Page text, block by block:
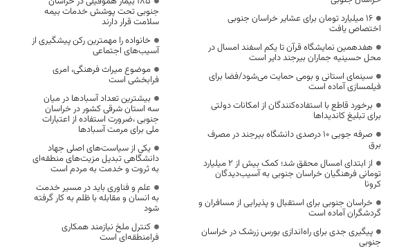
۱۶ میلیارد تومان برای عشایر خراسان جنوبی
اختصاص یافت
هفدهمین نمایشگاه قرآن تا یکم اسفند امسال در
محل حسینیه جماران بیرجند دایر است
سینمای استانی و بومی حمایت می‌شود/فضا برای
فیلمسازی آماده است
برخورد قاطع با استفاده‌کنندگان از امکانات دولتی
برای تبلیغ کاندیداها
صرفه جویی ۱۰ درصدی دانشگاه بیرجند در مصرف
برق
از ابتدای امسال محقق شد؛ کمک بیش از ۲ میلیارد
تومانی فرهنگیان خراسان جنوبی به آسیب‌دیدگان
کرونا
خراسان جنوبی برای استقبال و پذیرایی از مسافران و
گردشگران آماده است
پیگیری جدی برای راه‌اندازی بورس زرشک در خراسان
جنوبی
جنوبی تحت پوشش خدمات بیمه
سلامت قرار دارند
خانواده را مهمترین رکن پیشگیری از
آسیب‌های اجتماعی
موضوع میراث فرهنگی، امری
فرابخشی است
بیشترین تعداد آسبادها در میان
سه استان شرقی کشور در خراسان
جنوبی ،ضرورت استفاده از اعتبارات
ملی برای مرمت آسبادها
یکی از سیاست‌های اصلی جهاد
دانشگاهی تبدیل مزیت‌های منطقه‌ای
به ثروت و خدمت به مردم است
علم و فناوری باید در مسیر خدمت
به انسان و مقابله با ظلم به کار گرفته
شود
کنترل ملخ نیازمند همکاری
فرامنطقه‌ای است